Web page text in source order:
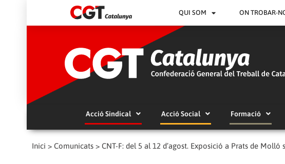
QUI SOM ON TROBAR-
Acció Sindical Acció Social Formació
Inici > Comunicats > CNT-F: del 5 al 12 d’agost. Exposició a Prats de